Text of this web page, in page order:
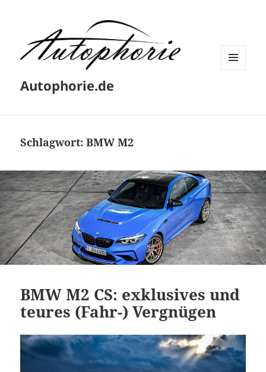
Autophorie.de
Schlagwort:BMW M2
BMW M2 CS: exklusives und
teures (Fahr-) Vergnügen